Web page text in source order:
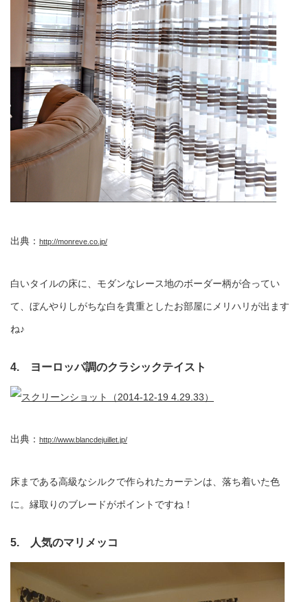
出典： http://monreve.co.jp/
白いタイルの床に、モダンなレース地のボーダー柄が合ってい
て、ぼんやりしがちな白を貴重としたお部屋にメリハリが出ます
ね♪
4. ヨーロッパ調のクラシックテイスト
出典： http://www.blancdejuillet.jp/
床まである高級なシルクで作られたカーテンは、落ち着いた色
に。縁取りのブレードがポイントですね！
5. 人気のマリメッコ